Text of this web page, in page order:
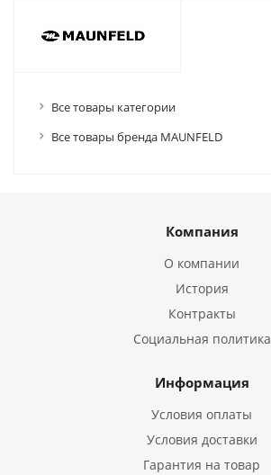
Все товары категории
Все товары бренда MAUNFELD
Компания
О компании
История
Контракты
Социальная политика
Информация
Условия оплаты
Условия доставки
Гарантия на товар